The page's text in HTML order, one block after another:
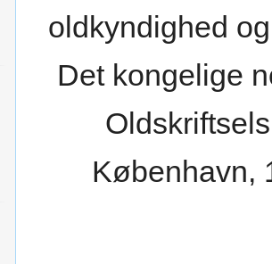
oldkyndighed
Det kongelige
København,